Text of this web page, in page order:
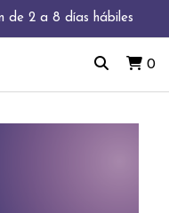
de 2 a 8 días hábiles
0